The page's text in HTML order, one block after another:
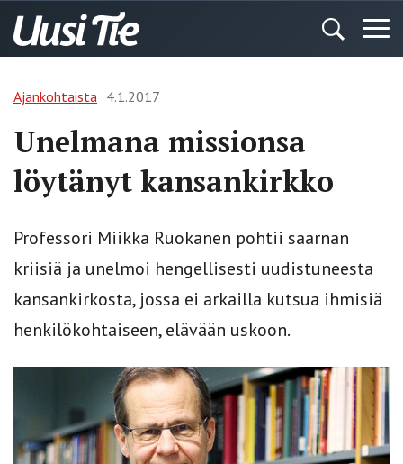
Ajankohtaista 4.1.2017
Unelmana missionsa
löytänyt kansankirkko
Professori Miikka Ruokanen pohtii saarnan
kriisiä ja unelmoi hengellisesti uudistuneesta
kansankirkosta, jossa ei arkailla kutsua ihmisiä
henkilökohtaiseen, elävään uskoon.